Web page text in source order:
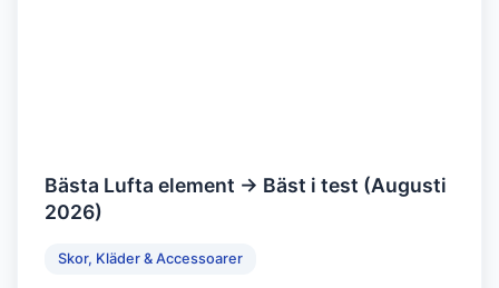
Bästa Lufta element → Bäst i test (Augusti
2026)
Skor, Kläder & Accessoarer